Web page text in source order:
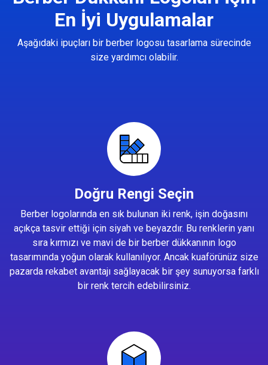
En İyi Uygulamalar
Aşağıdaki ipuçları bir berber logosu tasarlama sürecinde
size yardımcı olabilir.
Doğru Rengi Seçin
Berber logolarında en sık bulunan iki renk, işin doğasını
açıkça tasvir ettiği için siyah ve beyazdır. Bu renklerin yanı
sıra kırmızı ve mavi de bir berber dükkanının logo
tasarımında yoğun olarak kullanılıyor. Ancak kuaförünüz size
pazarda rekabet avantajı sağlayacak bir şey sunuyorsa farklı
bir renk tercih edebilirsiniz.